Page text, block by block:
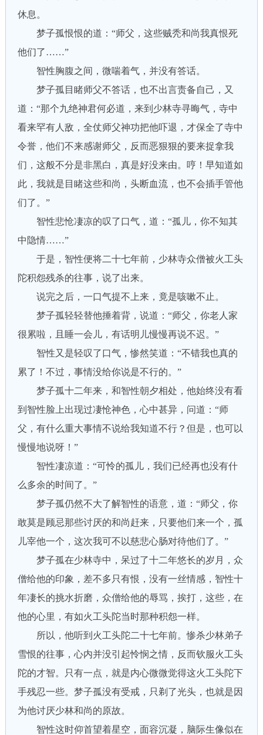
休息。
梦子孤恨恨的道：“师父，这些贼秃和尚我真恨死
他们了……”
智性胸腹之间，微喘着气，并没有答话。
梦子孤目睹师父不答话，也不出言责备自己，又
道：“那个九绝神君何必道，来到少林寺寻晦气，寺中
看来罕有人敌，全仗师父神功把他吓退，才保全了寺中
令誉，他们不来感谢师父，反而恶狠狠的要来捉拿我
们，这般不分是非黑白，真是好没来由。哼！早知道如
此，我就是目睹这些和尚，头断血流，也不会插手管他
们了。”
智性悲怆凄凉的叹了口气，道：“孤儿，你不知其
中隐情……”
于是，智性便将二十七年前，少林寺众僧被火工头
陀积怨残杀的往事，说了出来。
说完之后，一口气提不上来，竟是咳嗽不止。
梦子孤轻轻替他捶着背，说道：“师父，你老人家
很累啦，且睡一会儿，有话明儿慢慢再说不迟。”
智性又是轻叹了口气，惨然笑道：“不错我也真的
累了！不过，事情没给你说是不行的。”
梦子孤十二年来，和智性朝夕相处，他始终没有看
到智性脸上出现过凄怆神色，心中甚异，问道：“师
父，有什么重大事情不说给我知道不行？但是，也可以
慢慢地说呀！”
智性凄凉道：“可怜的孤儿，我们已经再也没有什
么多余的时间了。”
梦子孤仍然不大了解智性的语意，道：“师父，你
敢莫是顾忌那些讨厌的和尚赶来，只要他们来一个，孤
儿宰他一个，这次我可不以慈悲心肠对待他们了。”
梦子孤在少林寺中，呆过了十二年悠长的岁月，众
僧给他的印象，差不多只有恨，没有一丝情感，智性十
年凄长的挑水折磨，众僧给他的辱骂，挨打，这些，在
他的心里，有如火工头陀当时那种积怨一样。
所以，他听到火工头陀二十七年前。惨杀少林弟子
雪恨的往事，心内并没引起怜悯之情，反而钦服火工头
陀的才智。只有一点，就是内心微微觉得这火工头陀下
手残忍一些。梦子孤没有受戒，只剃了光头，也就是因
为他讨厌少林和尚的原故。
智性这时仰首望着星空，面容沉凝，脑际生像似在